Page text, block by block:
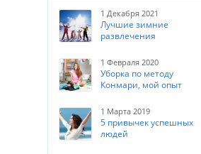
1 Декабря 2021
Лучшие зимние
развлечения
1 Февраля 2020
Уборка по методу
Конмари, мой опыт
1 Марта 2019
5 привычек успешных
людей